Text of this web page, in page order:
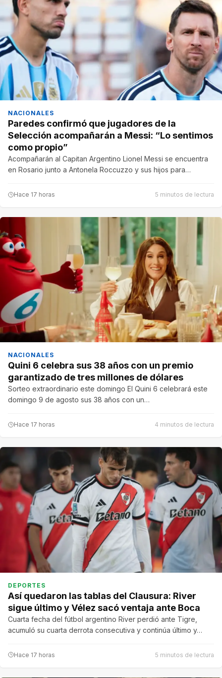
NACIONALES
Paredes confirmó que jugadores de la
Selección acompañarán a Messi: “Lo sentimos
como propio”
Acompañarán al Capitan Argentino Lionel Messi se encuentra
en Rosario junto a Antonela Roccuzzo y sus hijos para…
Hace 17 horas 5 minutos de lectura
NACIONALES
Quini 6 celebra sus 38 años con un premio
garantizado de tres millones de dólares
Sorteo extraordinario este domingo El Quini 6 celebrará este
domingo 9 de agosto sus 38 años con un…
Hace 17 horas 4 minutos de lectura
DEPORTES
Así quedaron las tablas del Clausura: River
sigue último y Vélez sacó ventaja ante Boca
Cuarta fecha del fútbol argentino River perdió ante Tigre,
acumuló su cuarta derrota consecutiva y continúa último y…
Hace 17 horas 5 minutos de lectura